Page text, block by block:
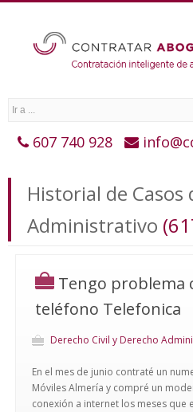
607 740 928
Historial de Casos
Administrativo
Tengo problema
teléfono Telefonica
Derecho Civil y Derecho
En el mes de junio contraté un
Móviles Almería y compré un
conexión a internet los meses que